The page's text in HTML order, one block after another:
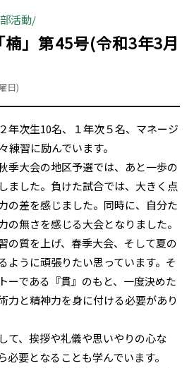
部活動
」第45号(令和3年3月
日)
年次生10名、１年次５名、マネージ
練習に励んでいます。
季大会の地区予選では、あと一歩の
ました。負けた試合では、大きく点
の差を感じました。同時に、自分た
の無さを感じる大会となりました。
の質を上げ、春季大会、そして夏の
ように頑張りたい思っています。そ
ーである『貫』のもと、一度決めた
力と精神力を身に付ける必要があり
て、挨拶や礼儀や思いやりの心な
必要となることも学んでいます。